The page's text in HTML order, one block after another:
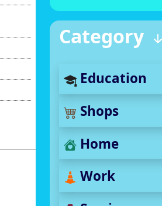
Category
Education
Shops
Home
Work